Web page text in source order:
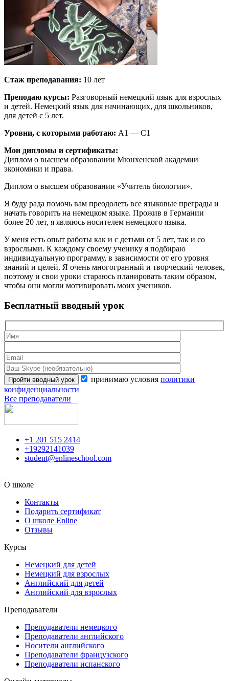
Стаж преподавания: 10 лет
Преподаю курсы: Разговорный немецкий язык для взрослых
и детей. Немецкий язык для начинающих, для школьников,
для детей с 5 лет.
Уровни, с которыми работаю: А1 — С1
Мои дипломы и сертификаты:
Диплом о высшем образовании Мюнхенской академии
экономики и права.
Диплом о высшем образовании «Учитель биологии».
Я буду рада помочь вам преодолеть все языковые преграды и
начать говорить на немецком языке. Прожив в Германии
более 20 лет, я являюсь носителем немецкого языка.
У меня есть опыт работы как и с детьми от 5 лет, так и со
взрослыми. К каждому своему ученику я подбираю
индивидуальную программу, в зависимости от его уровня
знаний и целей. Я очень многогранный и творческий человек,
поэтому и свои уроки стараюсь планировать таким образом,
чтобы они могли мотивировать моих учеников.
Бесплатный вводный урок
принимаю условия политики
конфиденциальности
Все преподаватели
+1 201 515 2414
+19292141039
student@enlineschool.com
О школе
Контакты
Подарить сертификат
О школе Enline
Отзывы
Курсы
Немецкий для детей
Немецкий для взрослых
Английский для детей
Английский для взрослых
Преподаватели
Преподаватели немецкого
Преподаватели английского
Носители английского
Преподаватели французского
Преподаватели испанского